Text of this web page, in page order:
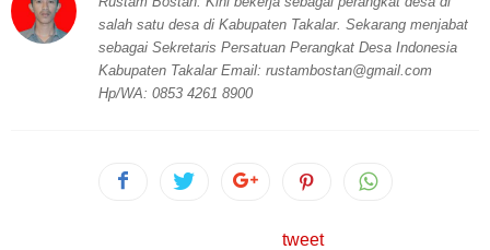
salah satu desa di Kabupaten Takalar. Sekarang menjabat
sebagai Sekretaris Persatuan Perangkat Desa Indonesia
Kabupaten Takalar Email: rustambostan@gmail.com
Hp/WA: 0853 4261 8900
tweet